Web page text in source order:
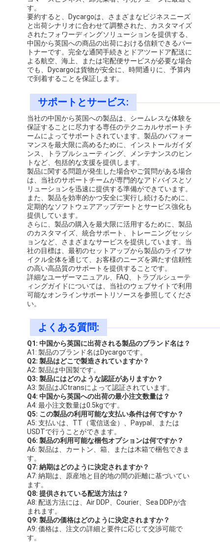
す。
要約すると、Dycargoは、さまざまなビジネスニーズ
と出荷シナリオに合わせて調整された、カスタマイズ
されたフォワーディングソリューションを提供する、
中国から英国への商品の出荷における信頼できるパー
トナーです。完全な通関手続きとドアツードア配送に
よる航空、海上、または宅配便サービスが必要な場合
でも、Dycargoは貨物が安全に、時間通りに、予算内
で到着することを保証します。
サポートとサービス:
当社の中国から英国への製品は、シームレスな体験を
保証することに尽力する専任のテクニカルサポートチ
ームによってサポートされています。製品のパフォー
マンスを最大限に高めるために、インストールガイダ
ンス、トラブルシューティング、メンテナンスのヒン
トなど、包括的な支援を提供します。
製品に関する問題が発生した場合やご質問がある場合
は、当社のサポートチームが専門的なアドバイスとソ
リューションを迅速に提供する準備ができています。
また、製品を効率的かつ安全に実行し続けるために、
定期的なソフトウェアアップデートとサービス強化も
提供しています。
さらに、製品の購入を最大限に活用するために、製品
のカスタマイズ、統合サポート、トレーニングセッシ
ョンなど、さまざまなサービスを提供しています。当
社の目標は、最初のセットアップから製品のライフサ
イクル全体を通じて、お客様のニーズを満たす信頼性
の高い高品質のサポートを提供することです。
詳細なユーザーマニュアル、FAQ、トラブルシューテ
ィングガイドについては、当社のウェブサイトで利用
可能なオンラインサポートリソースを参照してくださ
い。
よくある質問:
Q1: 中国から英国に出荷される製品のブランド名は？
A1: 製品のブランド名はDycargoです。
Q2: 製品はどこで製造されていますか？
A2: 製品は中国製です。
Q3: 製品にはどのような認証がありますか？
A3: 製品はJCtransによって認証されています。
Q4: 中国から英国への出荷の最小注文数量は？
A4: 最小注文数量は0.5kgです。
Q5: この製品の利用可能な支払い条件は何ですか？
A5: 支払いは、TT（電信送金）、Paypal、または
USDTで行うことができます。
Q6: 製品の利用可能な梱包オプションは何ですか？
A6: 製品は、カートン、箱、または木箱で梱包できま
す。
Q7: 納期はどのように決定されますか？
A7: 納期は、原産地と目的地の間の距離に基づいてい
ます。
Q8: 提供されている配送方法は？
A8: 配送方法には、Air DDP、Courier、Sea DDPが含
まれます。
Q9: 製品の価格はどのように決定されますか？
A9: 価格は、注文の詳細と要件に応じて交渉可能で
す。